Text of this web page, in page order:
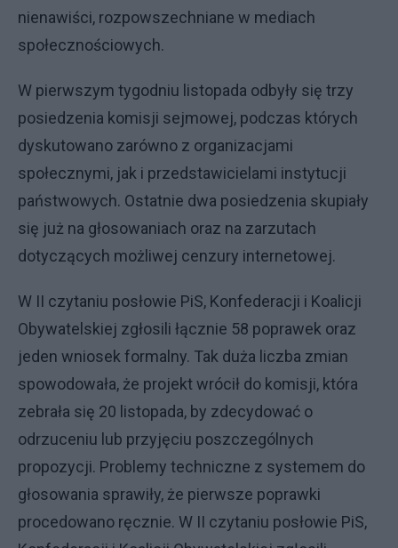
nienawiści, rozpowszechniane w mediach
społecznościowych.
W pierwszym tygodniu listopada odbyły się trzy
posiedzenia komisji sejmowej, podczas których
dyskutowano zarówno z organizacjami
społecznymi, jak i przedstawicielami instytucji
państwowych. Ostatnie dwa posiedzenia skupiały
się już na głosowaniach oraz na zarzutach
dotyczących możliwej cenzury internetowej.
W II czytaniu posłowie PiS, Konfederacji i Koalicji
Obywatelskiej zgłosili łącznie 58 poprawek oraz
jeden wniosek formalny. Tak duża liczba zmian
spowodowała, że projekt wrócił do komisji, która
zebrała się 20 listopada, by zdecydować o
odrzuceniu lub przyjęciu poszczególnych
propozycji. Problemy techniczne z systemem do
głosowania sprawiły, że pierwsze poprawki
procedowano ręcznie. W II czytaniu posłowie PiS,